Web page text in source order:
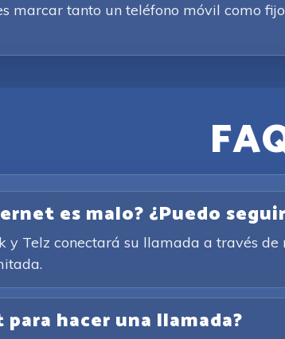
marcar tanto un teléfono móvil como
es malo? ¿Puedo
y Telz conectará su llamada a través
hacer una llamada?